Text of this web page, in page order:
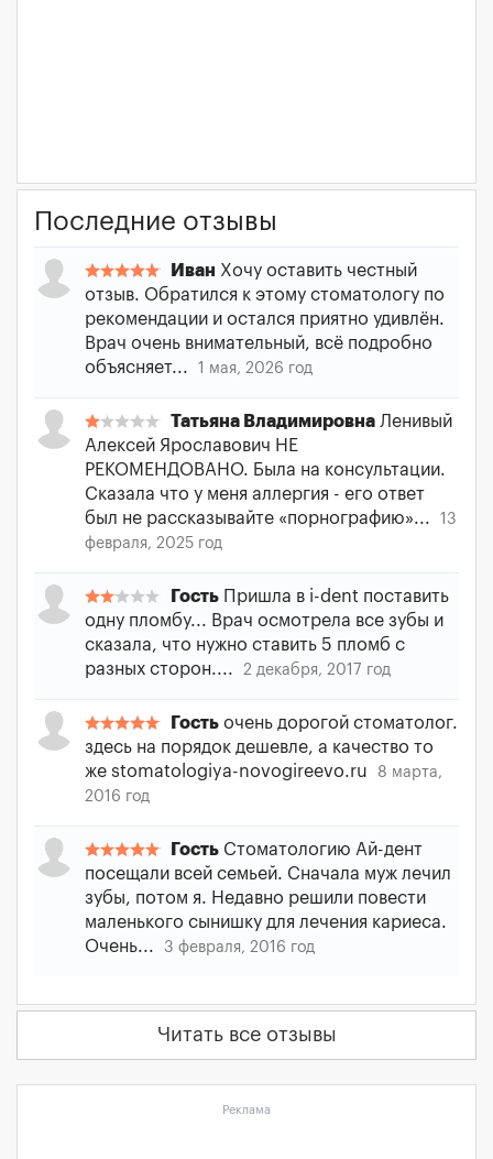
Последние отзывы
Иван Хочу оставить честный
отзыв. Обратился к этому стоматологу по
рекомендации и остался приятно удивлён.
Врач очень внимательный, всё подробно
объясняет...
1 мая, 2026 год
Татьяна Владимировна Ленивый
Алексей Ярославович НЕ
РЕКОМЕНДОВАНО. Была на консультации.
Сказала что у меня аллергия - его ответ
был не рассказывайте «порнографию»...
13
февраля, 2025 год
Гость Пришла в i-dent поставить
одну пломбу... Врач осмотрела все зубы и
сказала, что нужно ставить 5 пломб с
разных сторон....
2 декабря, 2017 год
Гость очень дорогой стоматолог.
здесь на порядок дешевле, а качество то
же stomatologiya-novogireevo.ru
8 марта,
2016 год
Гость Стоматологию Ай-дент
посещали всей семьей. Сначала муж лечил
зубы, потом я. Недавно решили повести
маленького сынишку для лечения кариеса.
Очень...
3 февраля, 2016 год
Читать все отзывы
Реклама